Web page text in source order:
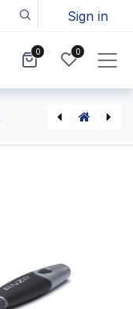
Sign in
0 0